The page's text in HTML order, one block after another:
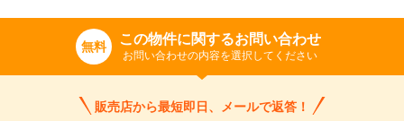
無料 この物件に関するお問い合わせ
お問い合わせの内容を選択してください
販売店から最短即日、メールで返答！